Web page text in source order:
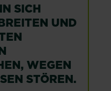
SICH
UND
WEGEN
STÖREN.